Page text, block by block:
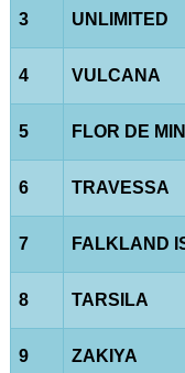
3 UNLIMITED
4 VULCANA
5 FLOR DE
6 TRAVESSA
7 FALKLAND
8 TARSILA
9 ZAKIYA